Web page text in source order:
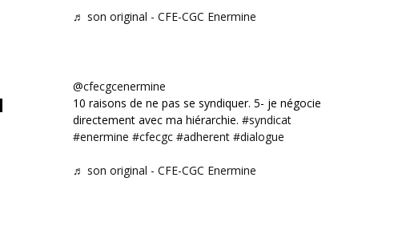
♬ son original - CFE-CGC Enermine
@cfecgcenermine
10 raisons de ne pas se syndiquer. 5- je négocie
directement avec ma hiérarchie.#syndicat
#enermine #cfecgc #adherent #dialogue
♬ son original - CFE-CGC Enermine